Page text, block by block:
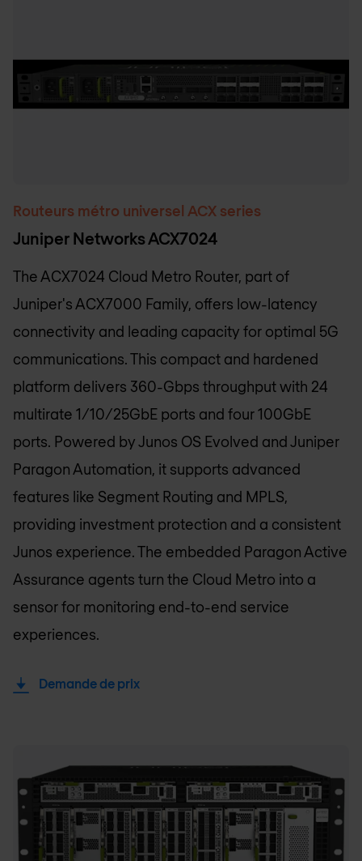
Routeurs métro universel ACX series
Juniper Networks ACX7024
The ACX7024 Cloud Metro Router, part of
Juniper's ACX7000 Family, offers low-latency
connectivity and leading capacity for optimal 5G
communications. This compact and hardened
platform delivers 360-Gbps throughput with 24
multirate 1/10/25GbE ports and four 100GbE
ports. Powered by Junos OS Evolved and Juniper
Paragon Automation, it supports advanced
features like Segment Routing and MPLS,
providing investment protection and a consistent
Junos experience. The embedded Paragon Active
Assurance agents turn the Cloud Metro into a
sensor for monitoring end-to-end service
experiences.
Demande de prix